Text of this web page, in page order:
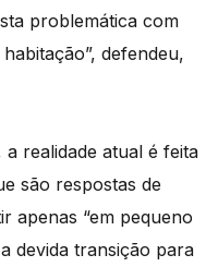
problemática com
defendeu,
realidade atual é feita
são respostas de
apenas “em pequeno
devida transição para